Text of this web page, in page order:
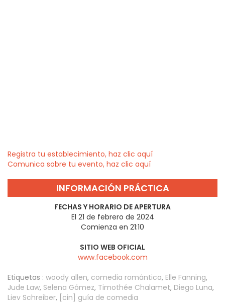
Registra tu establecimiento, haz clic aquí
Comunica sobre tu evento, haz clic aquí
INFORMACIÓN PRÁCTICA
FECHAS Y HORARIO DE APERTURA
El 21 de febrero de 2024
Comienza en 21:10
SITIO WEB OFICIAL
www.facebook.com
Etiquetas : woody allen, comedia romántica, Elle Fanning,
Jude Law, Selena Gómez, Timothée Chalamet, Diego Luna,
Liev Schreiber, [cin] guía de comedia